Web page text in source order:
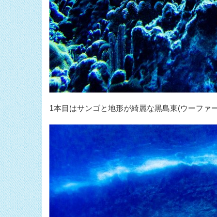
1本目はサンゴと地形が綺麗な黒島東(ウーファ